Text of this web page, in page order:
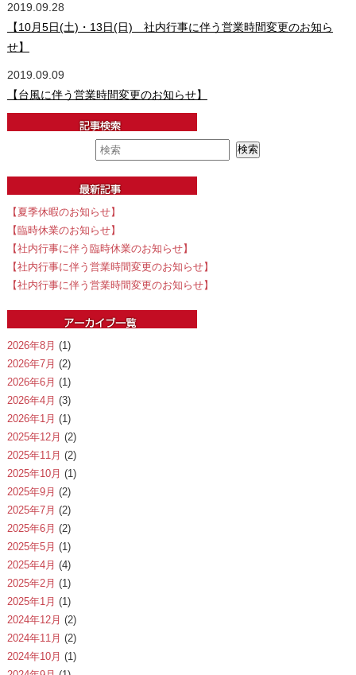
2019.09.28
【10月5日(土)・13日(日) 社内行事に伴う営業時間変更のお知ら
せ】
2019.09.09
【台風に伴う営業時間変更のお知らせ】
【夏季休暇のお知らせ】
【臨時休業のお知らせ】
【社内行事に伴う臨時休業のお知らせ】
【社内行事に伴う営業時間変更のお知らせ】
【社内行事に伴う営業時間変更のお知らせ】
2026年8月 (1)
2026年7月 (2)
2026年6月 (1)
2026年4月 (3)
2026年1月 (1)
2025年12月 (2)
2025年11月 (2)
2025年10月 (1)
2025年9月 (2)
2025年7月 (2)
2025年6月 (2)
2025年5月 (1)
2025年4月 (4)
2025年2月 (1)
2025年1月 (1)
2024年12月 (2)
2024年11月 (2)
2024年10月 (1)